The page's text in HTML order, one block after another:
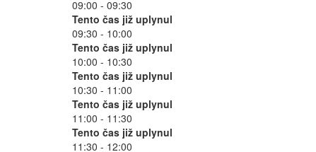
09:00 - 09:30
Tento čas již uplynul
09:30 - 10:00
Tento čas již uplynul
10:00 - 10:30
Tento čas již uplynul
10:30 - 11:00
Tento čas již uplynul
11:00 - 11:30
Tento čas již uplynul
11:30 - 12:00